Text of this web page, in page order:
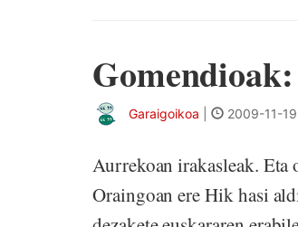
Garaigoikoa 2009-11-
Aurrekoan irakasleak. Eta
Oraingoan ere Hik hasi